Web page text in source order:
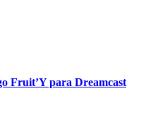
Fruit’Y para Dreamcast